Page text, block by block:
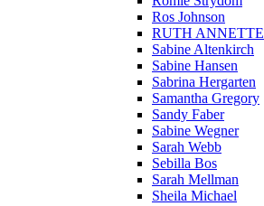
Ros Johnson
RUTH ANNETTE
Sabine Altenkirch
Sabine Hansen
Sabrina Hergarten
Samantha Gregory
Sandy Faber
Sabine Wegner
Sarah Webb
Sebilla Bos
Sarah Mellman
Sheila Michael